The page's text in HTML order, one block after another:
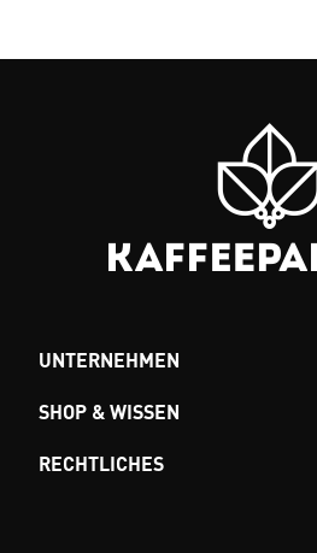
UNTERNEHMEN
SHOP & WISSEN
RECHTLICHES